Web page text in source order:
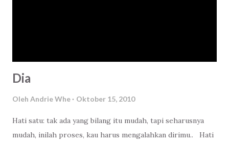
Dia
Oleh Andrie Whe Oktober 15, 2010
Hati satu: tak ada yang bilang itu mudah, tapi seharusnya
mudah, inilah proses, kau harus mengalahkan dirimu.. Hati